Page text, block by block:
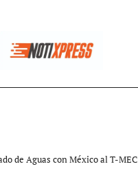
de Aguas con México al T-MEC